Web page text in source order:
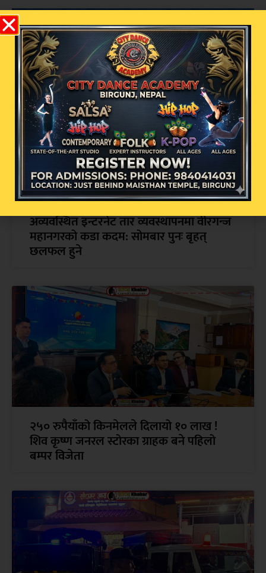
सम्बन्धित खबर
अव्यवस्थित इन्टरनेट तार व्यवस्थापनमा वीरगन्ज
महानगरको कडा कदम: सोमबार पुनः बृहत्
छलफल हुने
२५० रुपैयाँको किनमेलले दिलायो १० लाख !
शिव कृष्ण जनरल स्टोरका ग्राहक बने पहिलो
बम्पर विजेता